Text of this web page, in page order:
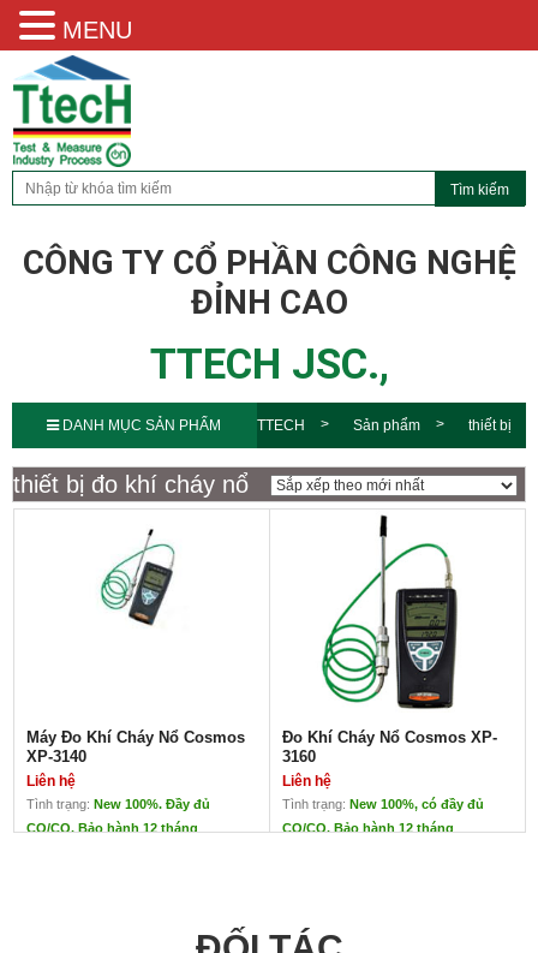
CÔNG TY CỔ PHẦN CÔNG NGHỆ
ĐỈNH CAO
TTECH JSC.,
DANH MỤC SẢN PHẨM TTECH Sản phẩm thiết bị
đo khí cháy nổ
thiết bị đo khí cháy nổ
Máy Đo Khí Cháy Nổ Cosmos
XP-3140
Liên hệ
Tình trạng: New 100%. Đầy đủ
CO/CQ. Bảo hành 12 tháng
HÃNG COSMOS TẠI
Đo Khí Cháy Nổ Cosmos XP-
3160
Liên hệ
Tình trạng: New 100%, có đầy đủ
CO/CQ. Bảo hành 12 tháng
Xuất xứ: Cosmos –
Nhật
MENU